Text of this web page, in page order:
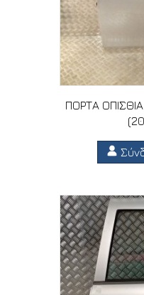
ΠΟΡΤΑ ΟΠΙΣΘΙΑ